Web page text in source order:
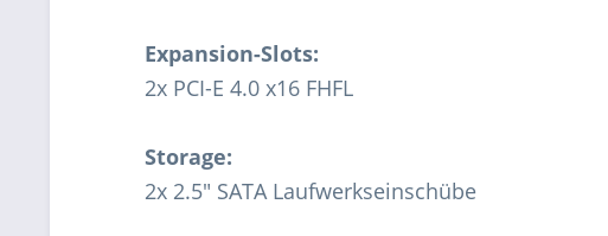
Expansion-Slots:
2x PCI-E 4.0 x16 FHFL
Storage:
2x 2.5" SATA Laufwerkseinschübe